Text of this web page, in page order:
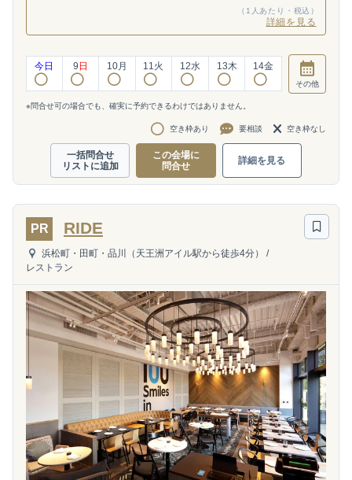
（1人あたり・税込）
詳細を見る
今日 9 日 10月 11火 12水 13木 14金
その他
※問合せ可の場合でも、確実に予約できるわけではありません。
空き枠あり 要相談 空き枠なし
一括問合せ
リストに追加
この会場に
問合せ
詳細を見る
PR RIDE
浜松町・田町・品川（天王洲アイル駅から徒歩4分）
/
レストラン